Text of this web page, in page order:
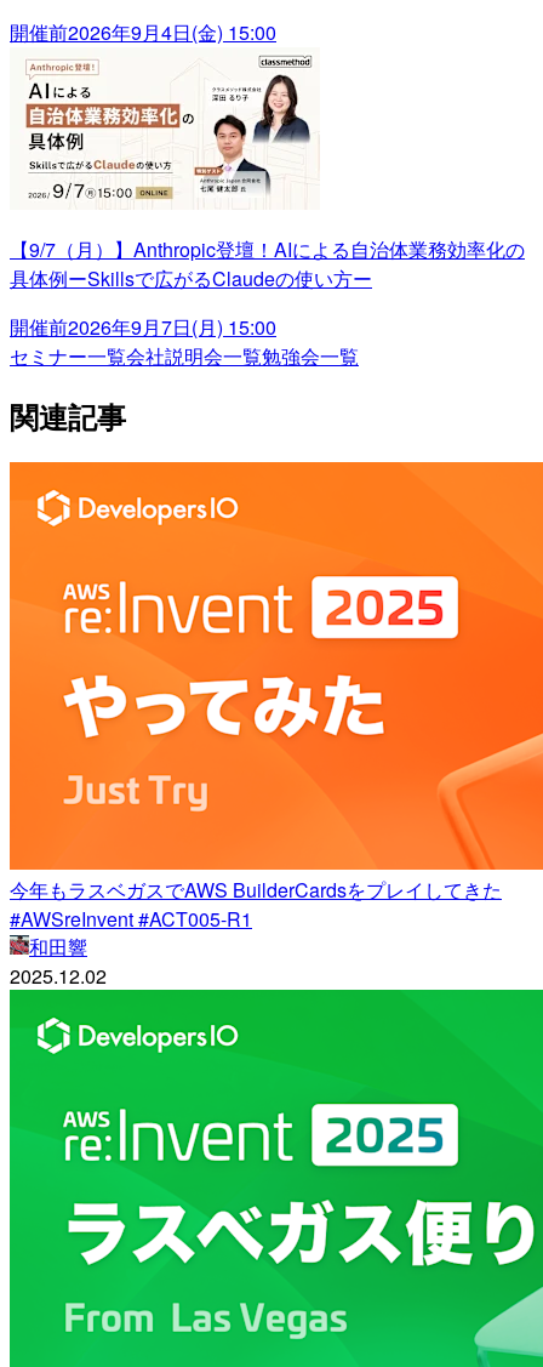
開催前2026年9月4日(金) 15:00
【9/7（月）】Anthropic登壇！AIによる自治体業務効率化の
具体例ーSkillsで広がるClaudeの使い方ー
開催前2026年9月7日(月) 15:00
セミナー一覧会社説明会一覧勉強会一覧
関連記事
今年もラスベガスでAWS BuilderCardsをプレイしてきた
#AWSreInvent #ACT005-R1
和田響
2025.12.02